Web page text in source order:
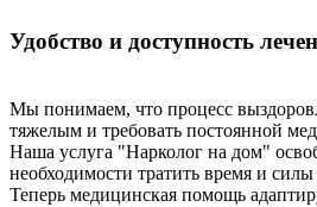
Удобство и доступность
Мы понимаем, что процесс
тяжелым и требовать постоянной
Наша услуга "Нарколог на дом"
необходимости тратить время и силы
Теперь медицинская помощь